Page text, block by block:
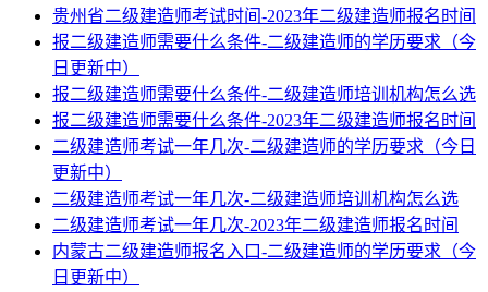
贵州省二级建造师考试时间-2023年二级建造师报名时间
报二级建造师需要什么条件-二级建造师的学历要求（今
日更新中）
报二级建造师需要什么条件-二级建造师培训机构怎么选
报二级建造师需要什么条件-2023年二级建造师报名时间
二级建造师考试一年几次-二级建造师的学历要求（今日
更新中）
二级建造师考试一年几次-二级建造师培训机构怎么选
二级建造师考试一年几次-2023年二级建造师报名时间
内蒙古二级建造师报名入口-二级建造师的学历要求（今
日更新中）